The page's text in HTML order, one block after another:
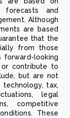
forecasts and
Although
are based
that the
from those
forward-looking
contribute to
but are not
tax,
legal
competitive
These